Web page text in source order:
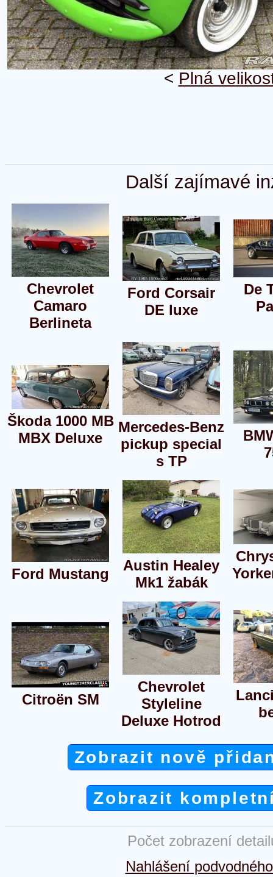
< Plná
Další zajímavé
Chevrolet
Camaro
Berlineta
Ford Corsair
DE luxe
De
Škoda 1000 MB
MBX Deluxe
Mercedes-Benz
pickup special
s TP
Ford Mustang
Austin Healey
Mk1 žabák
Citroën SM
Chevrolet
Styleline
Deluxe Hotrod
Zobrazit nově
Zobrazit
Počet zobrazení
Nahlášení